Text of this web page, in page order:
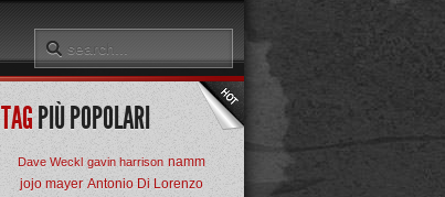
TAGPIÙ POPOLARI
Dave Weckl gavin harrison namm
jojo mayer Antonio Di Lorenzo